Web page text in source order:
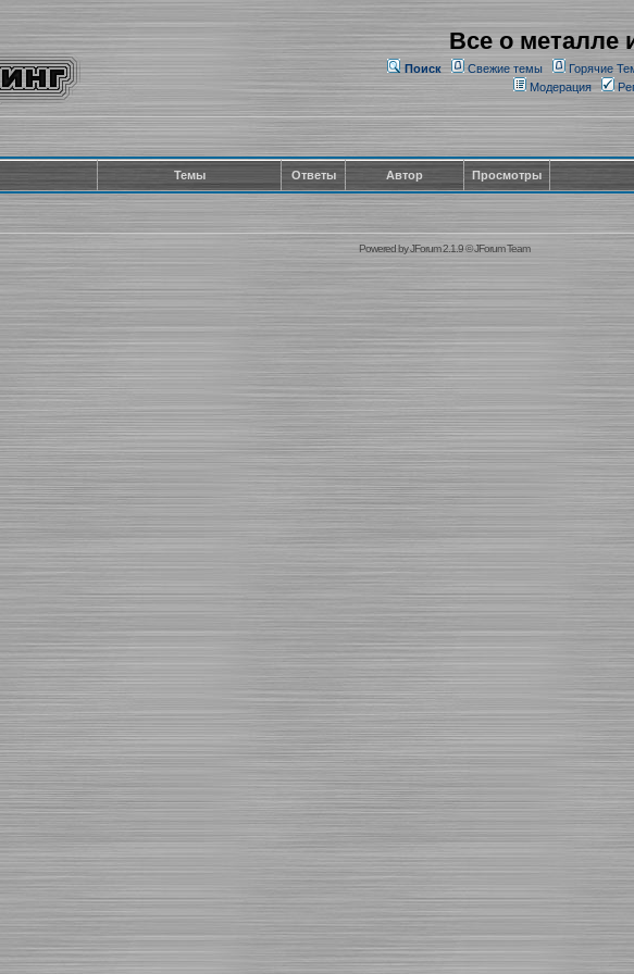
Все о металле
Поиск Свежие темы Горячие
Модерация
Темы Ответы Автор Просмотры
Powered byJForum 2.1.9©JForum Team